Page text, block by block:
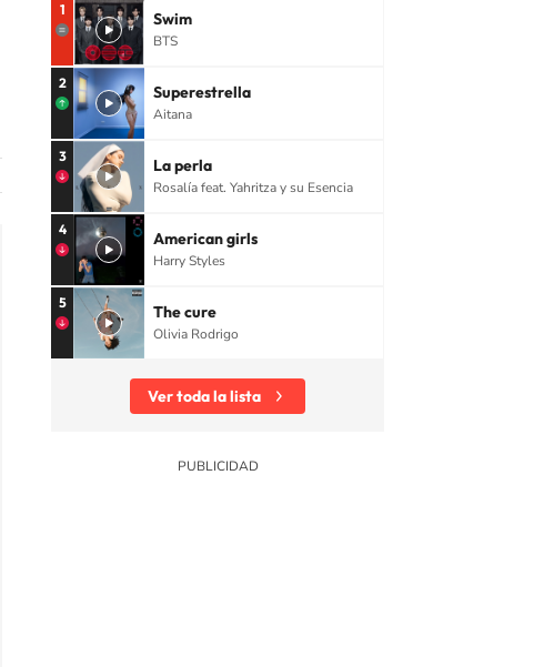
1 Swim
BTS
2 Superestrella
Aitana
3 La perla
Rosalía feat. Yahritza y su Esencia
4 American girls
Harry Styles
5 The cure
Olivia Rodrigo
Ver toda la lista